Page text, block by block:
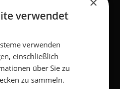
verwendet
verwenden
einschließlich
über Sie zu
zu sammeln.